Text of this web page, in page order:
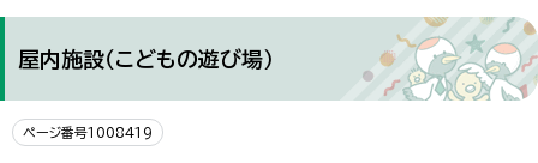
屋内施設（こどもの遊び場）
ページ番号1008419